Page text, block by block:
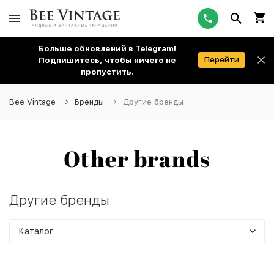
Больше обновлений в Telegram!
Подпишитесь, чтобы ничего не
пропустить.
Перейти
Bee Vintage Бренды Другие бренды
Другие бренды
Каталог